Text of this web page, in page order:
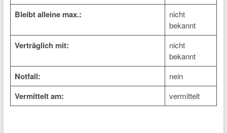
Bleibt alleine max.:
nicht
bekannt
Verträglich mit:
nicht
bekannt
Notfall: nein
Vermittelt am: vermittelt